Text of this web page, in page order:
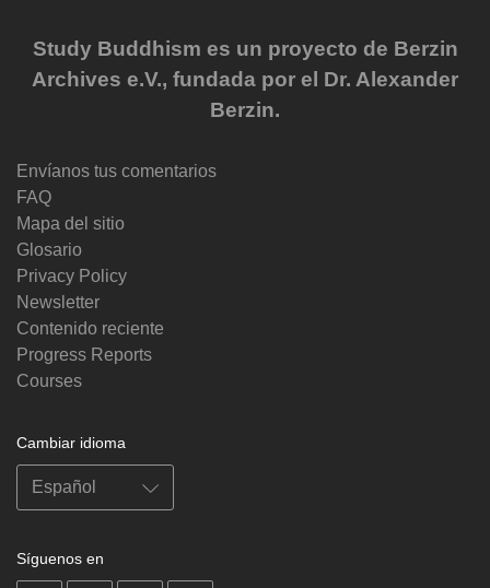
Study Buddhism es un proyecto de Berzin
Archives e.V., fundada por el Dr. Alexander
Berzin.
Envíanos tus comentarios
FAQ
Mapa del sitio
Glosario
Privacy Policy
Newsletter
Contenido reciente
Progress Reports
Courses
Cambiar idioma
Síguenos en